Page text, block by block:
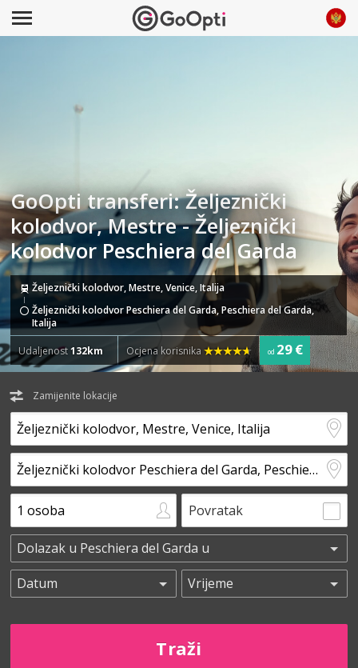
GoOpti transferi: Željeznički
kolodvor, Mestre - Željeznički
kolodvor Peschiera del Garda
Željeznički kolodvor, Mestre, Venice, Italija
Željeznički kolodvor Peschiera del Garda, Peschiera del Garda,
Italija
Udaljenost132km Ocjena korisnika od 29 €
Zamijenite lokacije
Povratak